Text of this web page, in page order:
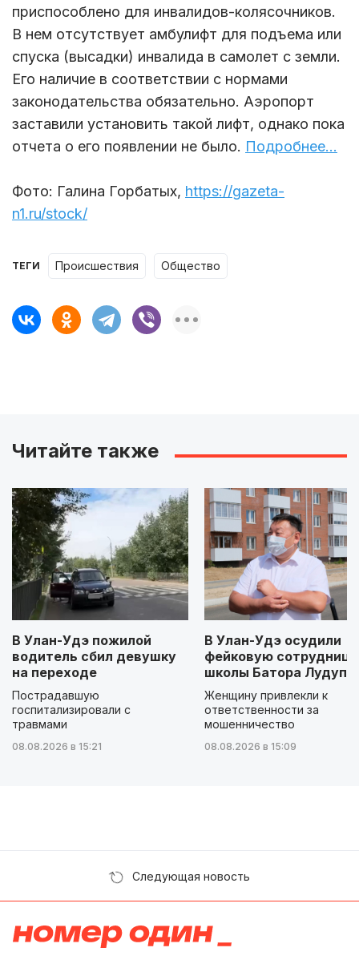
приспособлено для инвалидов-колясочников.
В нем отсутствует амбулифт для подъема или
спуска (высадки) инвалида в самолет с земли.
Его наличие в соответствии с нормами
законодательства обязательно. Аэропорт
заставили установить такой лифт, однако пока
отчета о его появлении не было. Подробнее...
Фото: Галина Горбатых, https://gazeta-
n1.ru/stock/
ТЕГИ происшествия Общество
Читайте также
В Улан-Удэ пожилой
водитель сбил девушку
на переходе
Пострадавшую
госпитализировали с
травмами
08.08.2026 в 15:21
В Улан-Удэ осудили
фейковую сотрудницу
школы Батора
Женщину привлекли к
ответственности за
мошенничество
08.08.2026 в 15:09
Следующая новость